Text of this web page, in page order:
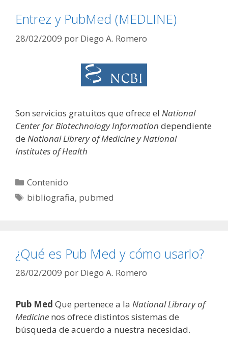
Entrez y PubMed (MEDLINE)
28/02/2009 por Diego A. Romero
Son servicios gratuitos que ofrece el National
Center for Biotechnology Information dependiente
de National Librery of Medicine y National
Institutes of Health
Categorías
Contenido
Etiquetas
bibliografia, pubmed
¿Qué es Pub Med y cómo usarlo?
28/02/2009 por Diego A. Romero
Pub Med Que pertenece a la National Library of
Medicine nos ofrece distintos sistemas de
búsqueda de acuerdo a nuestra necesidad.